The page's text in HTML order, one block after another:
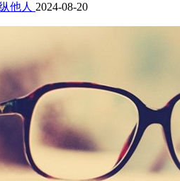
他人 2024-08-20